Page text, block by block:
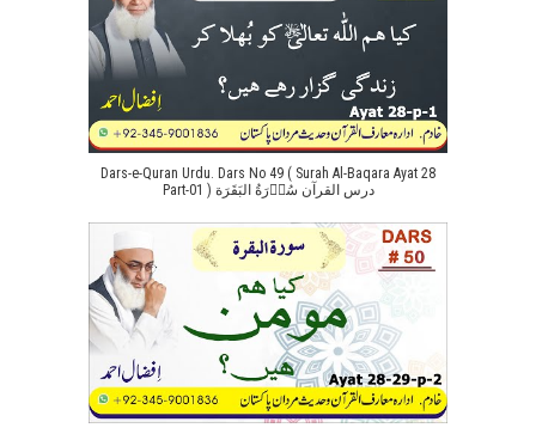
Dars-e-Quran Urdu. Dars No 49 ( Surah Al-Baqara Ayat 28
Part-01 ) درس القرآن سُوۡرَةُ البَقَرَة